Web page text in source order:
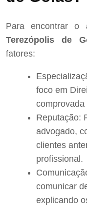
Para encontrar o
Terezópolis de
fatores:
foco em
Reputação:
advogado,
clientes
profissional.
comunicar
explicando